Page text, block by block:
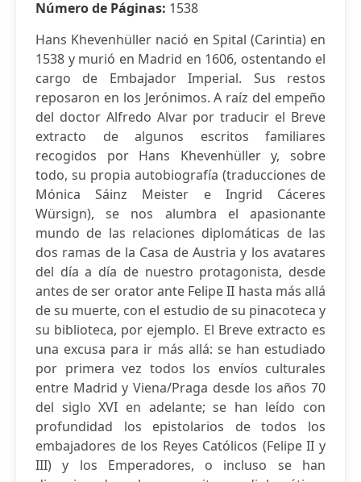
Número de Páginas: 1538
Hans Khevenhüller nació en Spital (Carintia) en
1538 y murió en Madrid en 1606, ostentando el
cargo de Embajador Imperial. Sus restos
reposaron en los Jerónimos. A raíz del empeño
del doctor Alfredo Alvar por traducir el Breve
extracto de algunos escritos familiares
recogidos por Hans Khevenhüller y, sobre
todo, su propia autobiografía (traducciones de
Mónica Sáinz Meister e Ingrid Cáceres
Würsign), se nos alumbra el apasionante
mundo de las relaciones diplomáticas de las
dos ramas de la Casa de Austria y los avatares
del día a día de nuestro protagonista, desde
antes de ser orator ante Felipe II hasta más allá
de su muerte, con el estudio de su pinacoteca y
su biblioteca, por ejemplo. El Breve extracto es
una excusa para ir más allá: se han estudiado
por primera vez todos los envíos culturales
entre Madrid y Viena/Praga desde los años 70
del siglo XVI en adelante; se han leído con
profundidad los epistolarios de todos los
embajadores de los Reyes Católicos (Felipe II y
III) y los Emperadores, o incluso se han